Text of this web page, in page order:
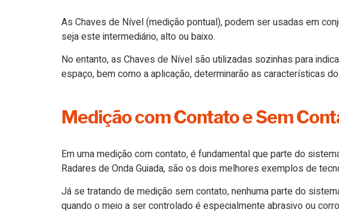
As Chaves de Nível (medição pontual), podem ser usadas em
seja este intermediário, alto ou baixo.
No entanto, as Chaves de Nível são utilizadas sozinhas para
espaço, bem como a aplicação, determinarão as características
Medição com Contato e Sem
Em uma medição com contato, é fundamental que parte do
Radares de Onda Guiada, são os dois melhores exemplos de
Já se tratando de medição sem contato, nenhuma parte do
quando o meio a ser controlado é especialmente abrasivo ou